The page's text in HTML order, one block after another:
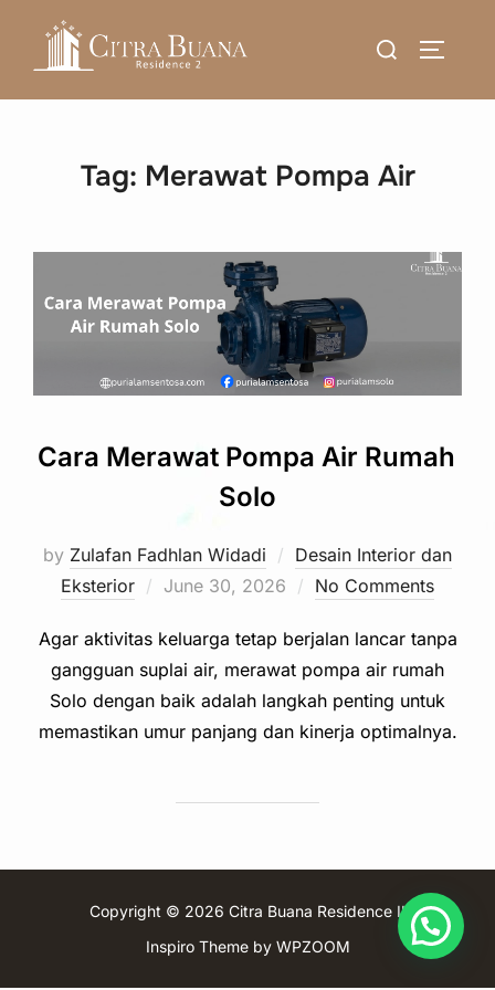
content
Search
Tag: Merawat Pompa Air
Cara Merawat Pompa Air Rumah
Solo
by Zulafan Fadhlan Widadi
Desain Interior dan
Eksterior
Posted
June 30, 2026 No Comments
Agar aktivitas keluarga tetap berjalan lancar tanpa
gangguan suplai air, merawat pompa air rumah
Solo dengan baik adalah langkah penting untuk
memastikan umur panjang dan kinerja optimalnya.
Copyright © 2026 Citra Buana Residence II
Inspiro Themeby WPZOOM